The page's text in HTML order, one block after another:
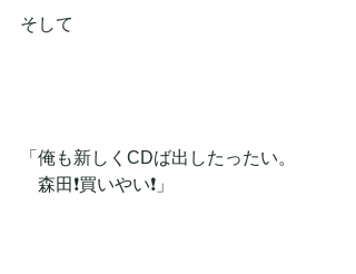
そして
「俺も新しくCDば出したったい。
森田❗買いやい❗」